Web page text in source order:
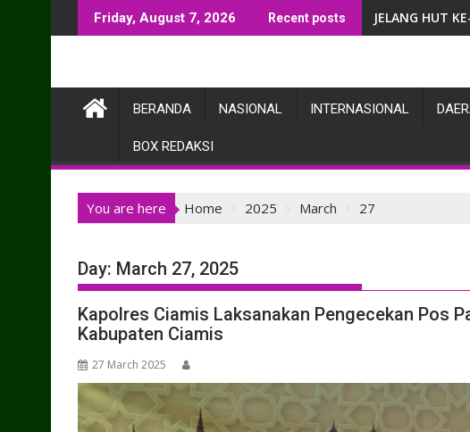
to
Friday, August 7, 2026 Recent posts Tradisi Pisah
BERANDA NASIONAL INTERNASIONAL
BOX REDAKSI
You are here Home 2025 March 27
Day: March 27, 2025
Kapolres Ciamis Laksanakan Pengecekan Pos
Kabupaten Ciamis
27 March 2025